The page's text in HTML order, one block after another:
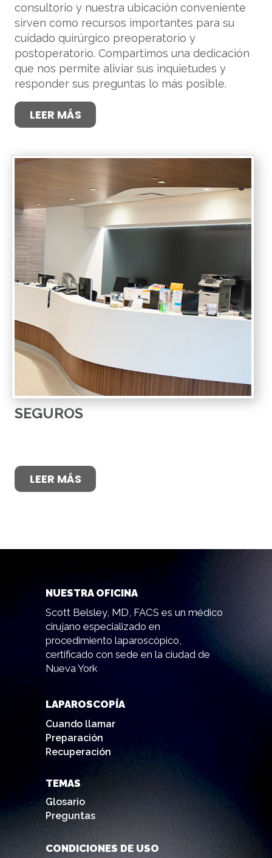
consultorio y nuestra ubicación conveniente
sirven como recursos importantes para su
cuidado quirúrgico preoperatorio y
postoperatorio. Compartimos una dedicación
que nos permite aliviar sus inquietudes y
responder sus preguntas lo más posible.
LEER MÁS
SEGUROS
LEER MÁS
NUESTRA OFICINA
Scott Belsley, MD, FACS es un médico
cirujano especializado en
procedimiento laparoscópico,
certificado con sede en la ciudad de
Nueva York
LAPAROSCOPÍA
Cuando llamar
Preparación
Recuperación
TEMAS
Glosario
Preguntas
CONDICIONES DE USO